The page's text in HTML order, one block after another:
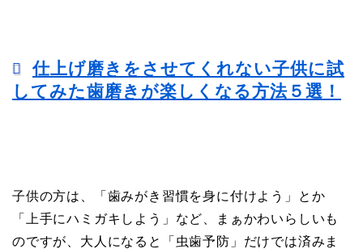
仕上げ磨きをさせてくれない子供に試
してみた歯磨きが楽しくなる方法５選！
子供の方は、「歯みがき習慣を身に付けよう」とか
「上手にハミガキしよう」など、まぁかわいらしいも
のですが、大人になると「虫歯予防」だけでは済みま